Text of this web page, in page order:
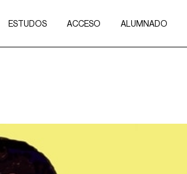
ESTUDOS ACCESO ALUMNADO